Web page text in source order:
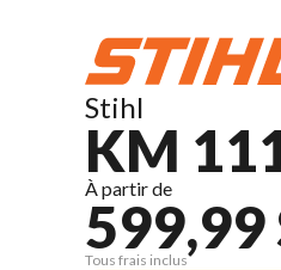
Stihl
KM
À partir de
599,99
Tous frais inclus